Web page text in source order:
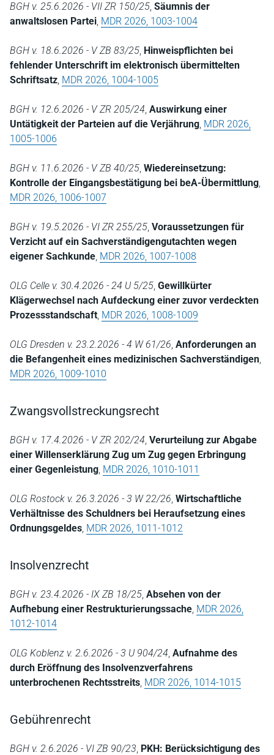
BGH v. 25.6.2026 - VII ZR 150/25, Säumnis der
anwaltslosen Partei, MDR 2026, 1003-1004
BGH v. 18.6.2026 - V ZB 83/25, Hinweispflichten bei
fehlender Unterschrift im elektronisch übermittelten
Schriftsatz, MDR 2026, 1004-1005
BGH v. 12.6.2026 - V ZR 205/24, Auswirkung einer
Untätigkeit der Parteien auf die Verjährung, MDR 2026,
1005-1006
BGH v. 11.6.2026 - V ZB 40/25, Wiedereinsetzung:
Kontrolle der Eingangsbestätigung bei beA-Übermittlung,
MDR 2026, 1006-1007
BGH v. 19.5.2026 - VI ZR 255/25, Voraussetzungen für
Verzicht auf ein Sachverständigengutachten wegen
eigener Sachkunde, MDR 2026, 1007-1008
OLG Celle v. 30.4.2026 - 24 U 5/25, Gewillkürter
Klägerwechsel nach Aufdeckung einer zuvor verdeckten
Prozessstandschaft, MDR 2026, 1008-1009
OLG Dresden v. 23.2.2026 - 4 W 61/26, Anforderungen an
die Befangenheit eines medizinischen Sachverständigen,
MDR 2026, 1009-1010
Zwangsvollstreckungsrecht
BGH v. 17.4.2026 - V ZR 202/24, Verurteilung zur Abgabe
einer Willenserklärung Zug um Zug gegen Erbringung
einer Gegenleistung, MDR 2026, 1010-1011
OLG Rostock v. 26.3.2026 - 3 W 22/26, Wirtschaftliche
Verhältnisse des Schuldners bei Heraufsetzung eines
Ordnungsgeldes, MDR 2026, 1011-1012
Insolvenzrecht
BGH v. 23.4.2026 - IX ZB 18/25, Absehen von der
Aufhebung einer Restrukturierungssache, MDR 2026,
1012-1014
OLG Koblenz v. 2.6.2026 - 3 U 904/24, Aufnahme des
durch Eröffnung des Insolvenzverfahrens
unterbrochenen Rechtsstreits, MDR 2026, 1014-1015
Gebührenrecht
BGH v. 2.6.2026 - VI ZB 90/23, PKH: Berücksichtigung des